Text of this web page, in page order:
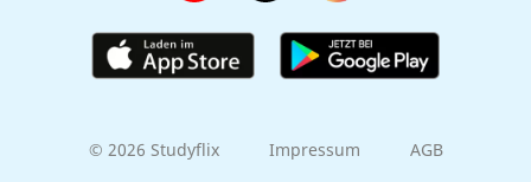
© 2026 Studyflix Impressum AGB